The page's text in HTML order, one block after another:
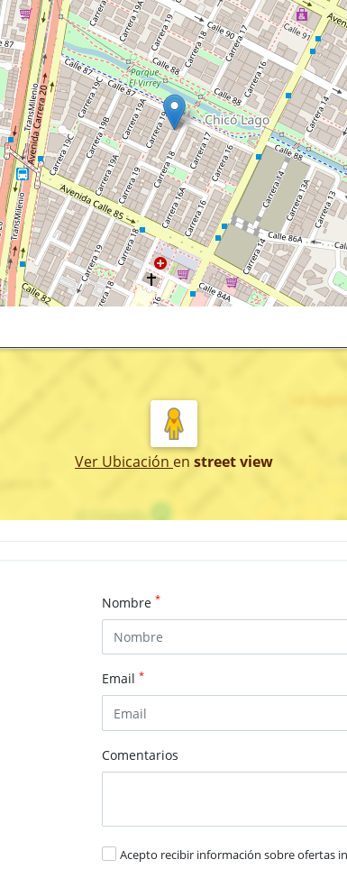
Ver Ubicación en street view
Nombre *
Email *
Comentarios
Acepto recibir información sobre ofertas